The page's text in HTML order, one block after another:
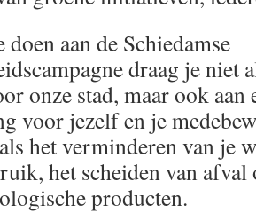
aan de Schiedamse
draag je niet
onze stad, maar ook aan
voor jezelf en je
het verminderen van je
het scheiden van
producten.